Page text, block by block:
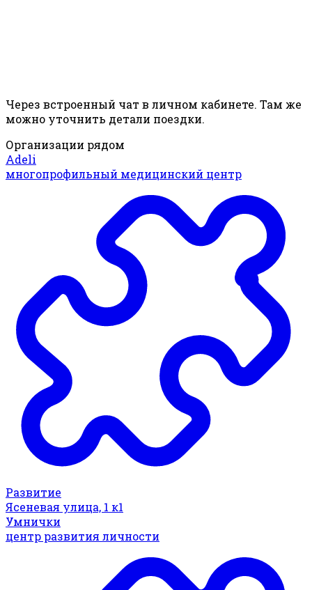
Через встроенный чат в личном кабинете. Там же
можно уточнить детали поездки.
Организации рядом
Adeli
многопрофильный медицинский центр
Развитие
Ясеневая улица, 1 к1
Умнички
центр развития личности